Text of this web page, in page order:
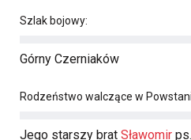
Szlak bojowy:
Górny Czerniaków
Rodzeństwo walczące w
Jego starszy brat Sławomir